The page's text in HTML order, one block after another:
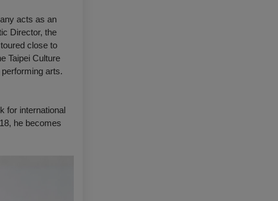
acts as an
Director, the
close to
Taipei Culture
arts.
for international
he becomes